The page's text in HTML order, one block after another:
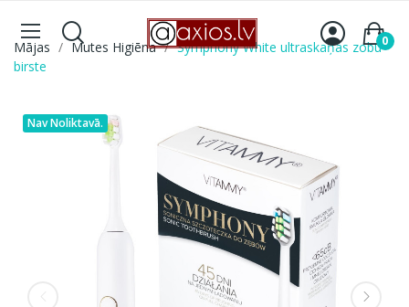
0
Mājas Mutes Higiēna
Symphony White ultraskaņas zobu
birste
Nav Noliktavā.